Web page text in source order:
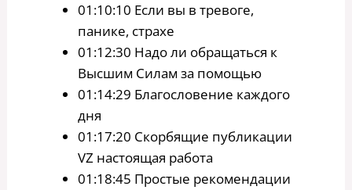
01:10:10 Если вы в тревоге,
панике, страхе
01:12:30 Надо ли обращаться к
Высшим Силам за помощью
01:14:29 Благословение каждого
дня
01:17:20 Скорбящие публикации
VZ настоящая работа
01:18:45 Простые рекомендации